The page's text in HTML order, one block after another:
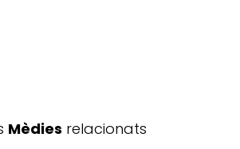
Mèdies relacionats